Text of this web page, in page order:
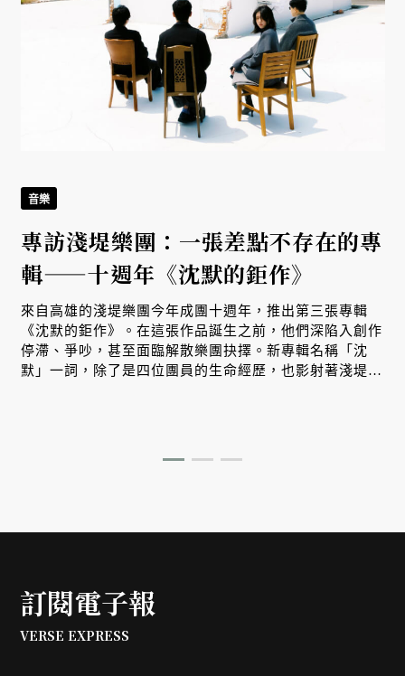
音樂
專訪淺堤樂團：一張差點不存在的專
輯——十週年《沈默的鉅作》
來自高雄的淺堤樂團今年成團十週年，推出第三張專輯
《沈默的鉅作》。在這張作品誕生之前，他們深陷入創作
停滯、爭吵，甚至面臨解散樂團抉擇。新專輯名稱「沈
默」一詞，除了是四位團員的生命經歷，也影射著淺堤走
訂閱電子報
VERSE EXPRESS